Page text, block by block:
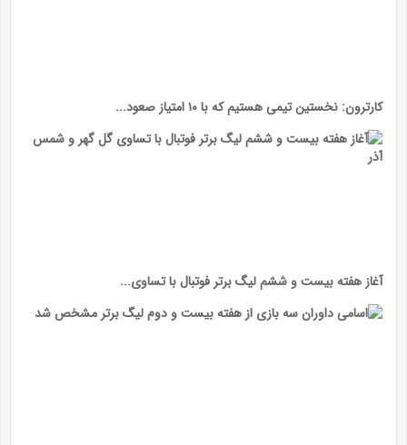
کارترون: نخستین تیمی هستیم که با ۱۰ امتیاز صعود...
آغاز هفته بیست و ششم لیگ برتر فوتبال با تساوی...